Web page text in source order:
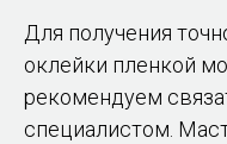
Для получения
оклейки пленкой
рекомендуем
специалистом.